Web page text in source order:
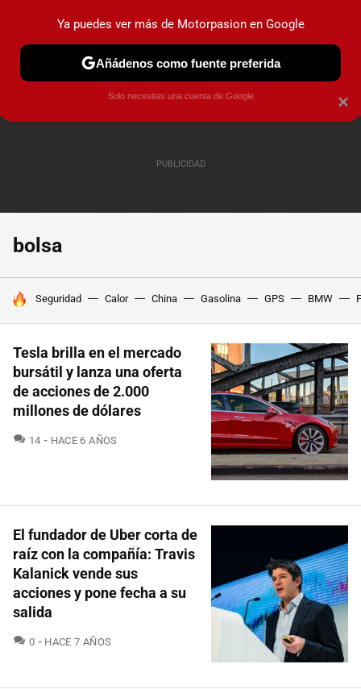
PRUEBAS COCHES ELÉCTRICOS OBSERVATORIO
bolsa
HOY SE HABLA DE
Seguridad Calor China Gasolina GPS BMW
Tesla brilla en el mercado
bursátil y lanza una oferta
de acciones de 2.000
millones de dólares
14 COMENTARIOS
HACE 6 AÑOS
El fundador de Uber corta de
raíz con la compañía: Travis
Kalanick vende sus
acciones y pone fecha a su
salida
0 COMENTARIOS
HACE 7 AÑOS
×
Ya puedes ver más de Motorpasion en Google
Añádenos como fuente preferida
Solo necesitas una cuenta de Google